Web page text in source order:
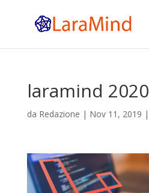
laramind 2020
da Redazione | Nov 11, 2019 |